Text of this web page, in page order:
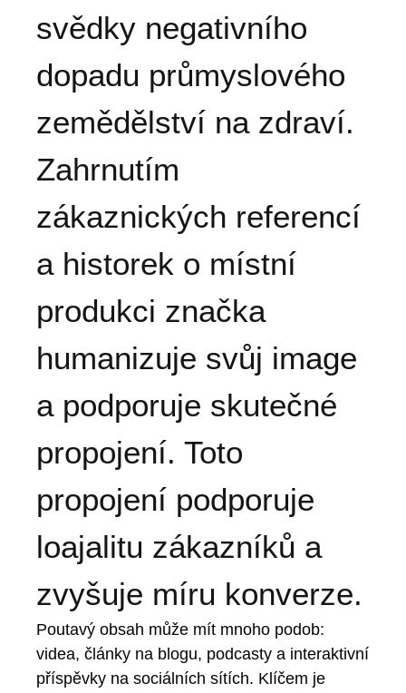
svědky negativního
dopadu průmyslového
zemědělství na zdraví.
Zahrnutím
zákaznických referencí
a historek o místní
produkci značka
humanizuje svůj image
a podporuje skutečné
propojení. Toto
propojení podporuje
loajalitu zákazníků a
zvyšuje míru konverze.
Poutavý obsah může mít mnoho podob:
videa, články na blogu, podcasty a interaktivní
příspěvky na sociálních sítích. Klíčem je